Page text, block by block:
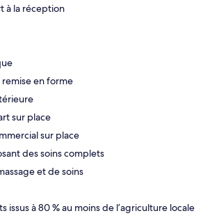
à la réception
en forme
sur place
sur place
des soins complets
et de soins
issus à 80 % au moins de l’agriculture locale